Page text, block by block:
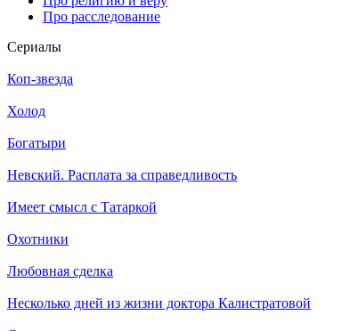
Про расследование
Се­риа­лы
Коп-звезда
Холод
Богатыри
Невский. Расплата за справедливость
Имеет смысл с Татаркой
Охотники
Любовная сделка
Несколько дней из жизни доктора Калистратовой